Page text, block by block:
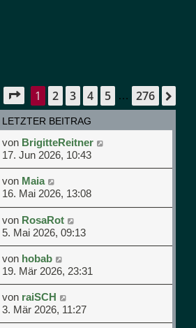
Seite 1von 276
1 2 3 4 5 … 276
LETZTER BEITRAG
von BrigitteReitner
17. Jun 2026, 10:43
von Maia
16. Mai 2026, 13:08
von RosaRot
5. Mai 2026, 09:13
von hobab
19. Mär 2026, 23:31
von raiSCH
3. Mär 2026, 11:27